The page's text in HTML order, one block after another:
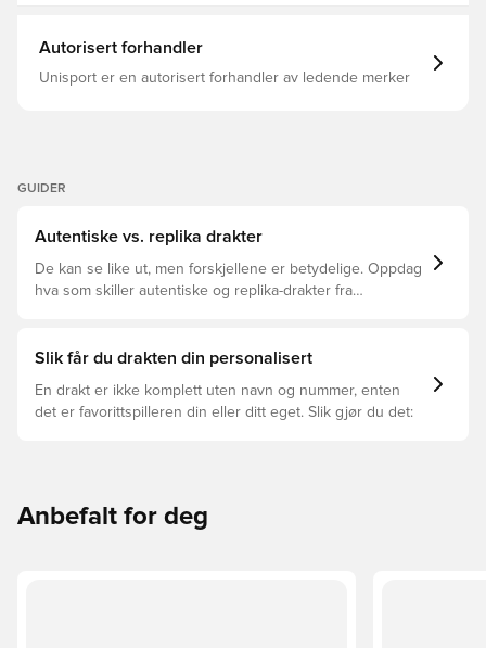
Jersey: collar; Shorts: drawcord Top: Main Material: 100%
Polyester(100% Recycled) / Bottom: Main Material: 100%
Polyester(100% Recycled) Pique fabric Regular length
Autorisert forhandler
Unisport er en autorisert forhandler av ledende merker
GUIDER
Autentiske vs. replika drakter
De kan se like ut, men forskjellene er betydelige. Oppdag
hva som skiller autentiske og replika-drakter fra
Slik får du drakten din personalisert
En drakt er ikke komplett uten navn og nummer, enten
det er favorittspilleren din eller ditt eget. Slik gjør du det:
Anbefalt for deg